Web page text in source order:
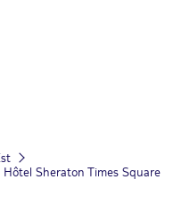
Hôtel Sheraton Times Square